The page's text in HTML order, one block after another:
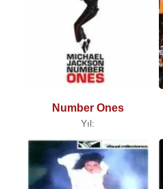
Number Ones
Yıl: